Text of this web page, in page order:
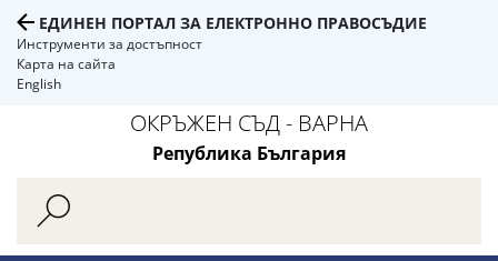
ЕДИНЕН ПОРТАЛ ЗА ЕЛЕКТРОННО ПРАВОСЪДИЕ
Инструменти за достъпност
Карта на сайта
English
ОКРЪЖЕН СЪД - ВАРНА
Република България